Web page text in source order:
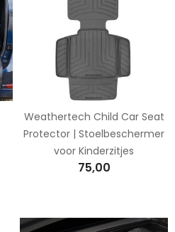
Weathertech Child Car Seat
Protector | Stoelbeschermer
voor Kinderzitjes
75,00